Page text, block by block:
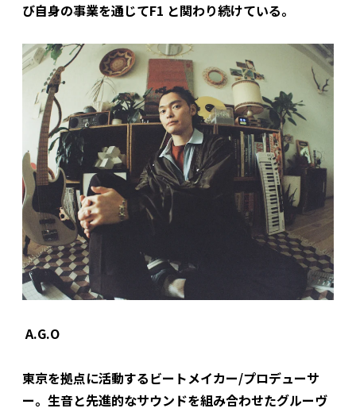
び自身の事業を通じてF1 と関わり続けている。
A.G.O
東京を拠点に活動するビートメイカー/プロデューサ
ー。生音と先進的なサウンドを組み合わせたグルーヴ